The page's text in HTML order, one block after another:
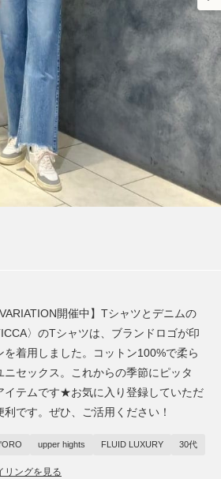
開催中】Tシャツとデニムの
〉のTシャツは、ブランドロゴが印
着用しました。コットン100%で柔ら
セックス。これからの季節にピッタ
イテムです★お気に入り登録していただ
です。ぜひ、ご活用ください！
upper hights FLUID LUXURY 30代
リングを見る